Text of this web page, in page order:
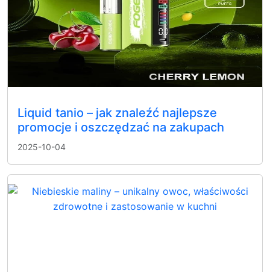
Liquid tanio – jak znaleźć najlepsze
promocje i oszczędzać na zakupach
2025-10-04